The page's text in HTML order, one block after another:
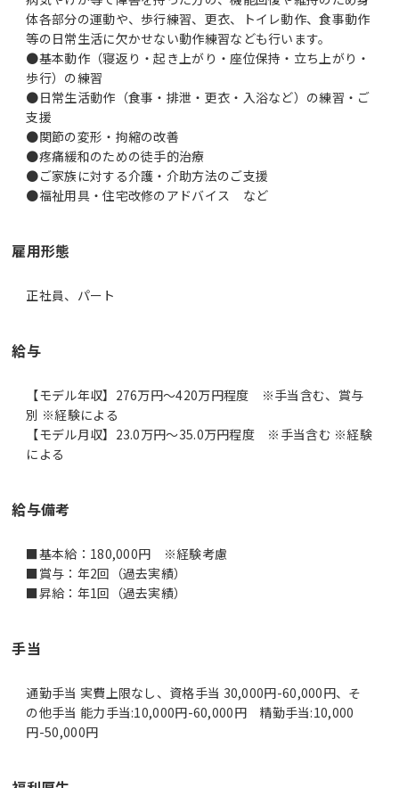
体各部分の運動や、歩行練習、更衣、トイレ動作、食事動作
等の日常生活に欠かせない動作練習なども行います。
●基本動作（寝返り・起き上がり・座位保持・立ち上がり・
歩行）の練習
●日常生活動作（食事・排泄・更衣・入浴など）の練習・ご
支援
●関節の変形・拘縮の改善
●疼痛緩和のための徒手的治療
●ご家族に対する介護・介助方法のご支援
●福祉用具・住宅改修のアドバイス など
雇用形態
正社員、パート
給与
【モデル年収】276万円〜420万円程度 ※手当含む、賞与
別 ※経験による
【モデル月収】23.0万円〜35.0万円程度 ※手当含む ※経験
による
給与備考
■基本給：180,000円 ※経験考慮
■賞与：年2回（過去実績）
■昇給：年1回（過去実績）
手当
通勤手当 実費上限なし、資格手当 30,000円-60,000円、そ
の他手当 能力手当:10,000円-60,000円 精勤手当:10,000
円-50,000円